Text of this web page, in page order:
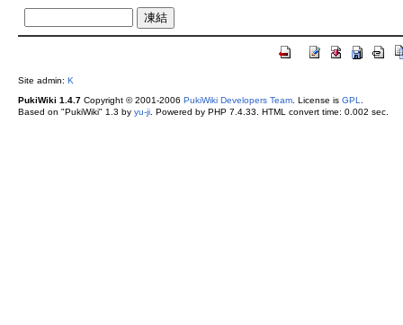
Site admin: K
PukiWiki 1.4.7Copyright © 2001-2006 PukiWiki Developers Team. License is GPL.
Based on "PukiWiki" 1.3 by yu-ji. Powered by PHP 7.4.33. HTML convert time: 0.002 sec.